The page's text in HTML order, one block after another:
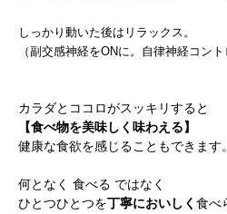
しっかり動いた後はリラックス。
（副交感神経をONに。自律神経コン
カラダとココロがスッキリすると
【食べ物を美味しく味わえる】
健康な食欲を感じることもできます。
何となく 食べる ではなく
ひとつひとつを丁寧においしく 食べ